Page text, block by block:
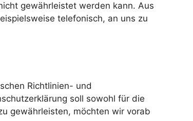
gewährleistet werden kann. Aus
telefonisch, an uns zu
Richtlinien- und
soll sowohl für die
gewährleisten, möchten wir vorab